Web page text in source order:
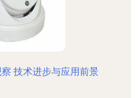
技术进步与应用前景